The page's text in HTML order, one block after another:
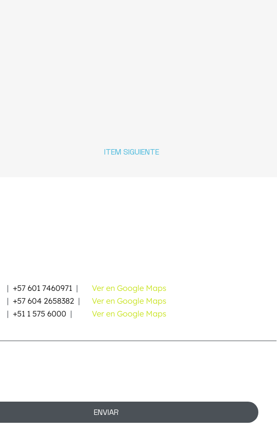
ITEM SIGUIENTE
| +57 601 7460971 | Ver en Google Maps
| +57 604 2658382 | Ver en Google Maps
| +51 1 575 6000 | Ver en Google Maps
ENVIAR